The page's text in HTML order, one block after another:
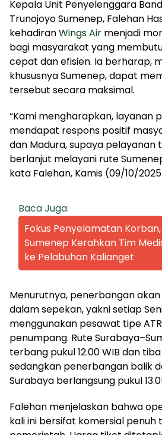
Kepala Unit Penyelenggara
Trunojoyo Sumenep, Falehan
kehadiranWings Air menjadi
bagi masyarakat yang
cepat dan efisien. Ia berharap,
khususnya Sumenep, dapat
tersebut secara maksimal.
“Kami mengharapkan, layanan
mendapat respons positif
dan Madura, supaya
berlanjut melayani rute
kata Falehan, Kamis (09/10/
Baca Juga:
Fokus Penyelamatan
Sumenep Kerahkan Tim
ke Pelabuhan Kalianget
Menurutnya, penerbangan akan
dalam sepekan, yakni setiap
menggunakan pesawat tipe
penumpang. Rute
terbang pukul 12.00 WIB dan tiba
sedangkan penerbangan balik
Surabaya berlangsung pukul
Falehan menjelaskan bahwa
kali ini bersifat komersial penuh